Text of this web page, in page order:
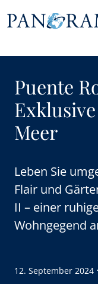
Puente
Meer
Leben Sie
Flair und
II – einer
Wohngegend
12. September 2024 ·